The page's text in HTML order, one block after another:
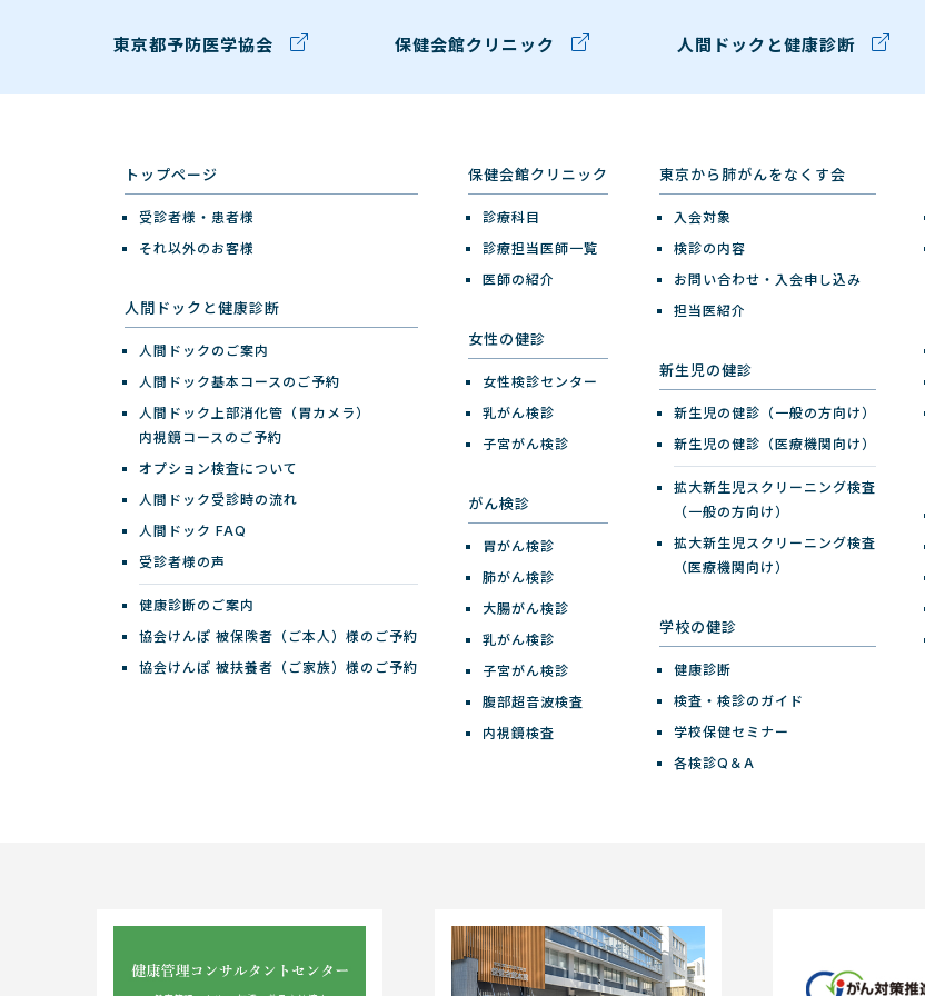
東京都予防医学協会 保健会館クリニック 人間ドックと健康診断
トップページ
受診者様・患者様
それ以外のお客様
人間ドックと健康診断
人間ドックのご案内
人間ドック基本コースのご予約
人間ドック上部消化管（胃カメラ）
内視鏡コースのご予約
オプション検査について
人間ドック受診時の流れ
人間ドック FAQ
受診者様の声
健康診断のご案内
協会けんぽ 被保険者（ご本人）様のご予約
協会けんぽ 被扶養者（ご家族）様のご予約
保健会館クリニック
診療科目
診療担当医師一覧
医師の紹介
女性の健診
女性検診センター
乳がん検診
子宮がん検診
がん検診
胃がん検診
肺がん検診
大腸がん検診
乳がん検診
子宮がん検診
腹部超音波検査
内視鏡検査
東京から肺がんをなくす会
入会対象
検診の内容
お問い合わせ・入会申し込み
担当医紹介
新生児の健診
新生児の健診（一般の方向け）
新生児の健診（医療機関向け）
拡大新生児スクリーニング検査
（一般の方向け）
拡大新生児スクリーニング検査
（医療機関向け）
学校の健診
健康診断
検査・検診のガイド
学校保健セミナー
各検診Q＆A